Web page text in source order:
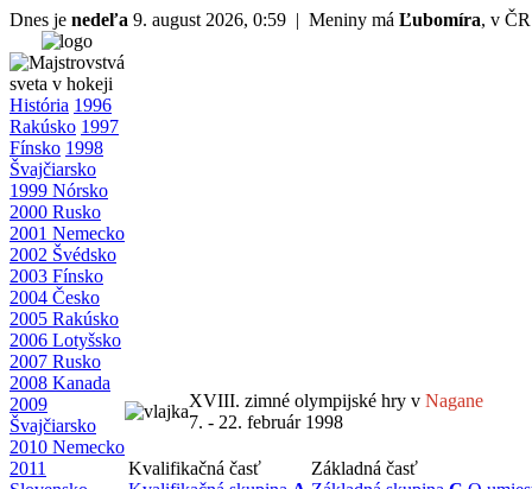
Dnes je nedeľa 9. august 2026, 0:59 | Meniny má Ľubomíra, v
História 1996
Rakúsko 1997
Fínsko 1998
Švajčiarsko
1999 Nórsko
2000 Rusko
2001 Nemecko
2002 Švédsko
2003 Fínsko
2004 Česko
2005 Rakúsko
2006 Lotyšsko
2007 Rusko
2008 Kanada
2009
Švajčiarsko
2010 Nemecko
2011
XVIII. zimné olympijské hry v Nagane
7. - 22. február 1998
Kvalifikačná časť
Základná časť